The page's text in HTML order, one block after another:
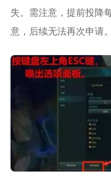
失。需注意，提前投降
意，后续无法再次申请。